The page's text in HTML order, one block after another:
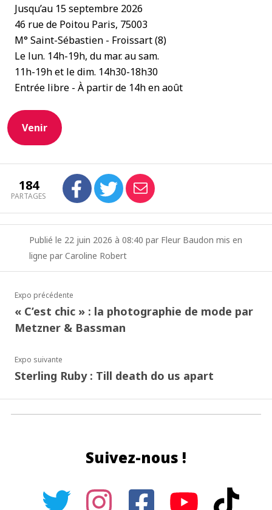
Jusqu’au 15 septembre 2026
46 rue de Poitou Paris, 75003
M° Saint-Sébastien - Froissart (8)
Le lun. 14h-19h, du mar. au sam.
11h-19h et le dim. 14h30-18h30
Entrée libre - À partir de 14h en août
Venir
184
PARTAGES
Publié le 22 juin 2026 à 08:40 par Fleur Baudon mis en
ligne par Caroline Robert
Expo précédente
« C’est chic » : la photographie de mode par
Metzner & Bassman
Expo suivante
Sterling Ruby : Till death do us apart
Suivez-nous !